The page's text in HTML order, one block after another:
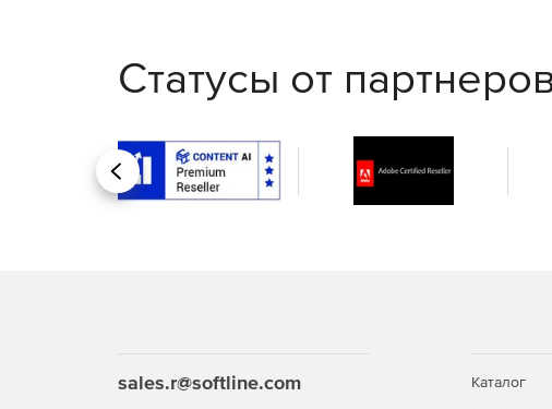
Статусы от
Назад
sales.r@softline.com Каталог